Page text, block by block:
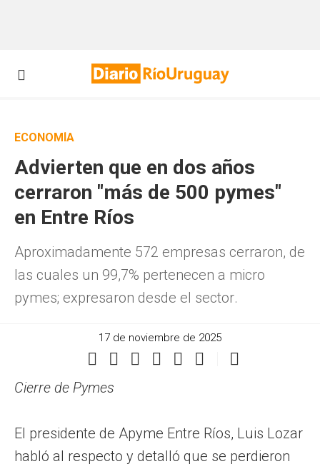
ECONOMÍA
Advierten que en dos años
cerraron "más de 500 pymes"
en Entre Ríos
Aproximadamente 572 empresas cerraron, de
las cuales un 99,7% pertenecen a micro
pymes; expresaron desde el sector.
17 de noviembre de 2025
Cierre de Pymes
El presidente de Apyme Entre Ríos, Luis Lozar
habló al respecto y detalló que se perdieron